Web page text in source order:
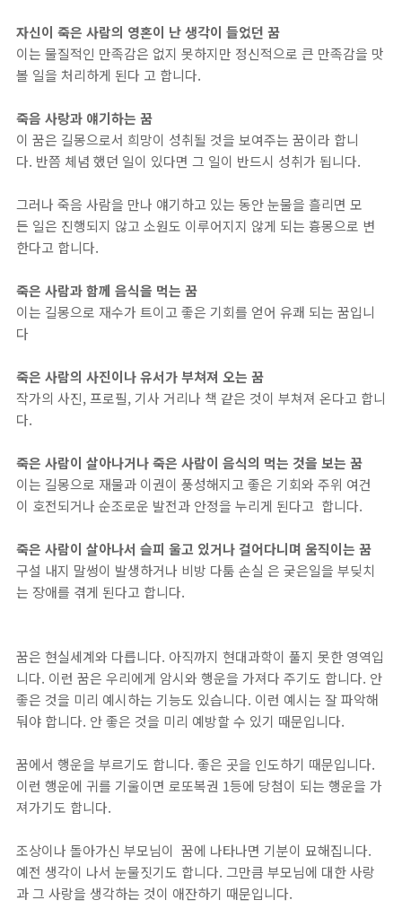
자신이 죽은 사람의 영혼이 난 생각이 들었던 꿈
이는 물질적인 만족감은 없지 못하지만 정신적으로 큰 만족감을 맛
볼 일을 처리하게 된다 고 합니다.
죽음 사랑과 얘기하는 꿈
이 꿈은 길몽으로서 희망이 성취될 것을 보여주는 꿈이라 합니
다. 반쯤 체념 했던 일이 있다면 그 일이 반드시 성취가 됩니다.
그러나 죽음 사람을 만나 얘기하고 있는 동안 눈물을 흘리면 모
든 일은 진행되지 않고 소원도 이루어지지 않게 되는 흉몽으로 변
한다고 합니다.
죽은 사람과 함께 음식을 먹는 꿈
이는 길몽으로 재수가 트이고 좋은 기회를 얻어 유쾌 되는 꿈입니
다
죽은 사람의 사진이나 유서가 부쳐져 오는 꿈
작가의 사진, 프로필, 기사 거리나 책 같은 것이 부쳐져 온다고 합니
다.
죽은 사람이 살아나거나 죽은 사람이 음식의 먹는 것을 보는 꿈
이는 길몽으로 재물과 이권이 풍성해지고 좋은 기회와 주위 여건
이 호전되거나 순조로운 발전과 안정을 누리게 된다고 합니다.
죽은 사람이 살아나서 슬피 울고 있거나 걸어다니며 움직이는 꿈
구설 내지 말썽이 발생하거나 비방 다툼 손실 은 궂은일을 부딪치
는 장애를 겪게 된다고 합니다.
꿈은 현실세계와 다릅니다. 아직까지 현대과학이 풀지 못한 영역입
니다. 이런 꿈은 우리에게 암시와 행운을 가져다 주기도 합니다. 안
좋은 것을 미리 예시하는 기능도 있습니다. 이런 예시는 잘 파악해
둬야 합니다. 안 좋은 것을 미리 예방할 수 있기 때문입니다.
꿈에서 행운을 부르기도 합니다. 좋은 곳을 인도하기 때문입니다.
이런 행운에 귀를 기울이면 로또복권 1등에 당첨이 되는 행운을 가
져가기도 합니다.
조상이나 돌아가신 부모님이 꿈에 나타나면 기분이 묘해집니다.
예전 생각이 나서 눈물짓기도 합니다. 그만큼 부모님에 대한 사랑
과 그 사랑을 생각하는 것이 애잔하기 때문입니다.